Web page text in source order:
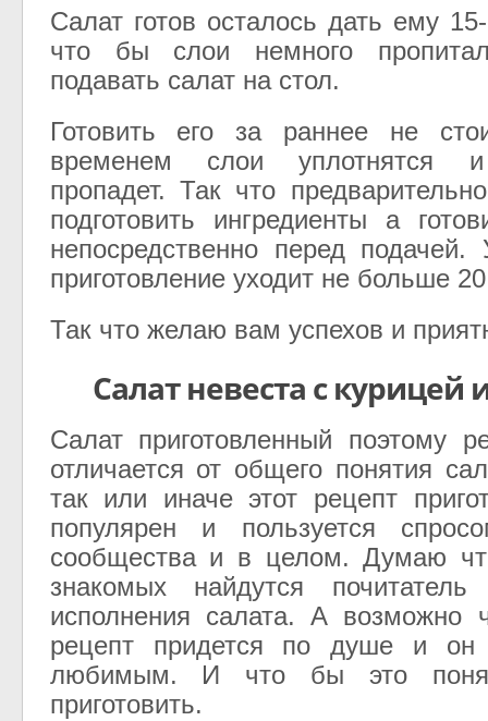
Салат готов осталось дать ему
что бы слои немного
подавать салат на стол.
Готовить его за раннее не
временем слои уплотнятся и
пропадет. Так что
подготовить ингредиенты а
непосредственно перед
приготовление уходит не больше
Так что желаю вам успехов и
Салат невеста с курицей
Салат приготовленный поэтому
отличается от общего понятия
так или иначе этот рецепт
популярен и пользуется
сообщества и в целом. Думаю
знакомых найдутся
исполнения салата. А возможно
рецепт придется по душе и он
любимым. И что бы это
приготовить.